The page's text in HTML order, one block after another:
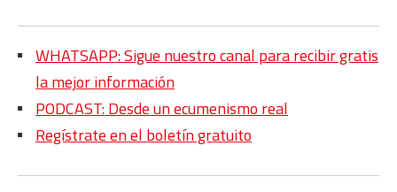
WHATSAPP: Sigue nuestro canal para recibir gratis
la mejor información
PODCAST: Desde un ecumenismo real
Regístrate en el boletín gratuito